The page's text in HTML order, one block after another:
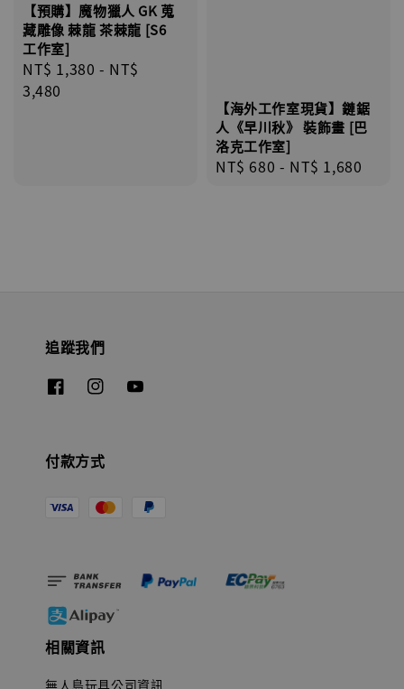
【預購】魔物獵人 GK 蒐
藏雕像 棘龍 茶棘龍 [S6
工作室]
Regular
price
NT$ 1,380 - NT$
3,480
【海外工作室現貨】鏈鋸
人《早川秋》 裝飾畫 [巴
洛克工作室]
Regular
NT$ 680 - NT$ 1,680
追蹤我們
付款方式
相關資訊
無人島玩具公司資訊